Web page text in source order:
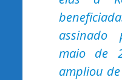
assinado
maio de
ampliou